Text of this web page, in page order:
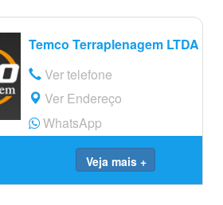
Temco Terraplenagem LTDA
Ver telefone
Ver Endereço
WhatsApp
Veja mais +